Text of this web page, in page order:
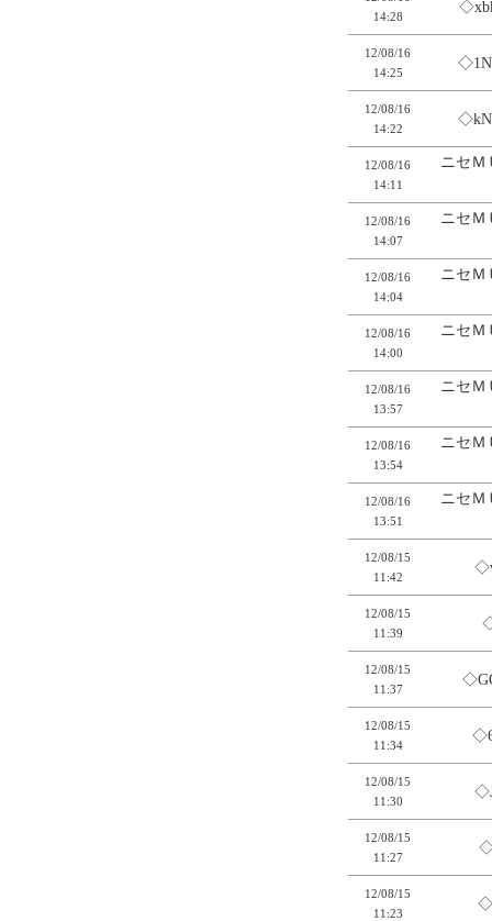
14:28
12/08/16
14:25
12/08/16
14:22
12/08/16
14:11
ニセＭ
12/08/16
14:07
ニセＭ
12/08/16
14:04
ニセＭ
12/08/16
14:00
ニセＭ
12/08/16
13:57
ニセＭ
12/08/16
13:54
ニセＭ
12/08/16
13:51
ニセＭ
12/08/15
11:42
12/08/15
11:39
12/08/15
11:37
12/08/15
11:34
12/08/15
11:30
12/08/15
11:27
12/08/15
11:23